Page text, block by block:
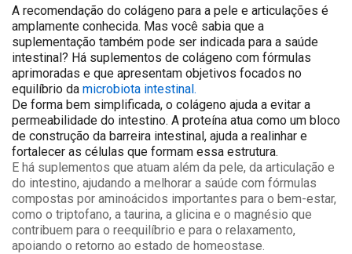
A recomendação do colágeno para a pele e articulações é
amplamente conhecida. Mas você sabia que a
suplementação também pode ser indicada para a saúde
intestinal? Há suplementos de colágeno com fórmulas
aprimoradas e que apresentam objetivos focados no
equilíbrio da microbiota intestinal.
De forma bem simplificada, o colágeno ajuda a evitar a
permeabilidade do intestino. A proteína atua como um bloco
de construção da barreira intestinal, ajuda a realinhar e
fortalecer as células que formam essa estrutura.
E há suplementos que atuam além da pele, da articulação e
do intestino, ajudando a melhorar a saúde com fórmulas
compostas por aminoácidos importantes para o bem-estar,
como o triptofano, a taurina, a glicina e o magnésio que
contribuem para o reequilíbrio e para o relaxamento,
apoiando o retorno ao estado de homeostase.